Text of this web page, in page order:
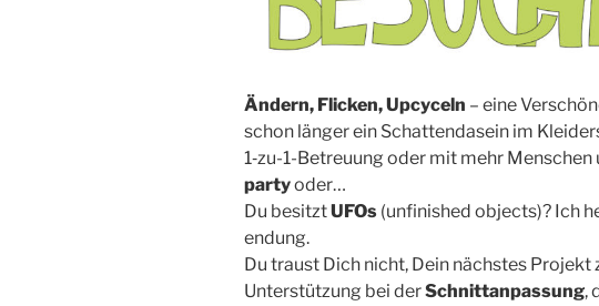
Ändern, Fli­cken, Upcy­celn – eine
schon län­ger ein Schat­ten­da­sein im
1‑zu-1-Betreu­ung oder mit mehr Men­schen
par­tyoder…
Du besitztUFOs (unfi­nis­hed objects)? Ich
endung.
Du traust Dich nicht, Dein nächs­tes
Unter­stüt­zung bei derSchnitt­an­pas­sung,